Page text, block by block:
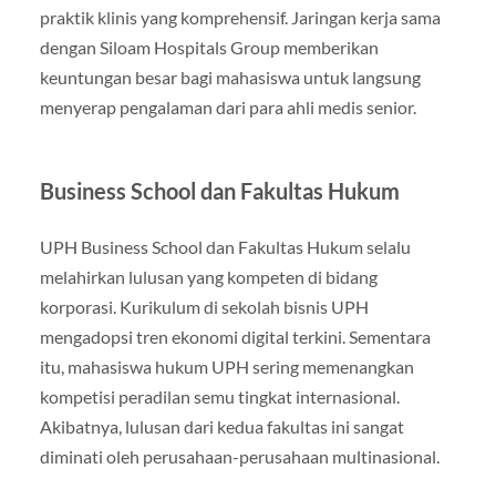
praktik klinis yang komprehensif. Jaringan kerja sama
dengan Siloam Hospitals Group memberikan
keuntungan besar bagi mahasiswa untuk langsung
menyerap pengalaman dari para ahli medis senior.
Business School dan Fakultas Hukum
UPH Business School dan Fakultas Hukum selalu
melahirkan lulusan yang kompeten di bidang
korporasi. Kurikulum di sekolah bisnis UPH
mengadopsi tren ekonomi digital terkini. Sementara
itu, mahasiswa hukum UPH sering memenangkan
kompetisi peradilan semu tingkat internasional.
Akibatnya, lulusan dari kedua fakultas ini sangat
diminati oleh perusahaan-perusahaan multinasional.